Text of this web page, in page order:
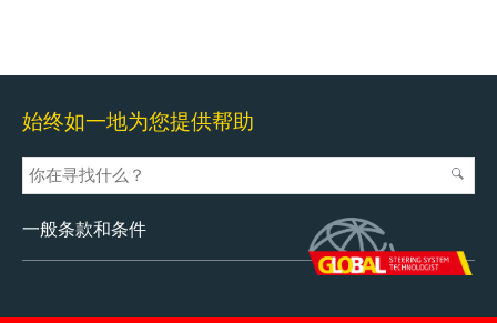
始终如一地为您提供帮助
一般条款和条件